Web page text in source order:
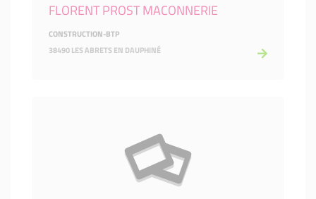
FLORENT PROST MACONNERIE
CONSTRUCTION-BTP
38490 LES ABRETS EN DAUPHINÉ